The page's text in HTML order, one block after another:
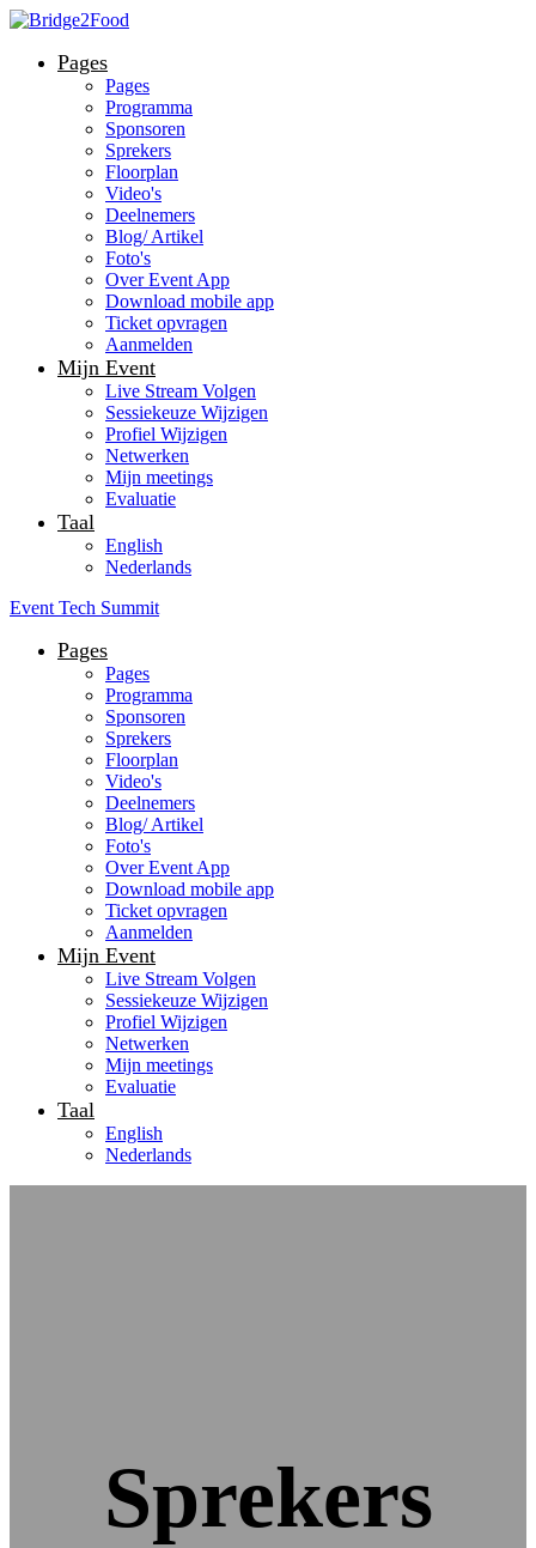
Pages
Pages
Programma
Sponsoren
Sprekers
Floorplan
Video's
Deelnemers
Blog/ Artikel
Foto's
Over Event App
Download mobile app
Ticket opvragen
Aanmelden
Mijn Event
Live Stream Volgen
Sessiekeuze Wijzigen
Profiel Wijzigen
Netwerken
Mijn meetings
Evaluatie
Taal
English
Nederlands
Event Tech Summit
Pages
Pages
Programma
Sponsoren
Sprekers
Floorplan
Video's
Deelnemers
Blog/ Artikel
Foto's
Over Event App
Download mobile app
Ticket opvragen
Aanmelden
Mijn Event
Live Stream Volgen
Sessiekeuze Wijzigen
Profiel Wijzigen
Netwerken
Mijn meetings
Evaluatie
Taal
English
Nederlands
Sprekers